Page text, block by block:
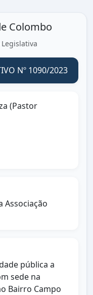
Colombo
Nº 1090/2023
(Pastor
Associação
pública a
sede na
Bairro Campo